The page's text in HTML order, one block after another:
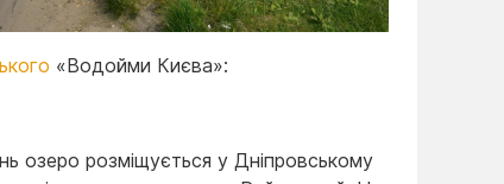
«Водойми Києва»:
озеро розміщується у Дніпровському